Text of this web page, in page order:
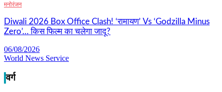
मनोरंजन
Diwali 2026 Box Office Clash! ‘रामायण’ Vs ‘Godzilla Minus
Zero’… किस फिल्म का चलेगा जादू?
06/08/2026
World News Service
वर्ग